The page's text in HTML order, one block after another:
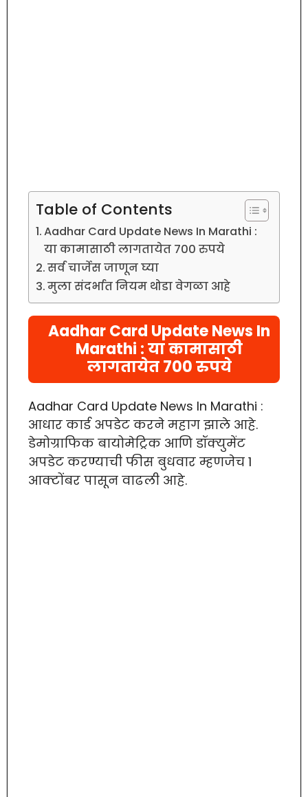
Table of Contents
Aadhar Card Update News In Marathi :
या कामासाठी लागतायेत 700 रुपये
सर्व चार्जेस जाणून घ्या
मुला संदर्भात नियम थोडा वेगळा आहे
Aadhar Card Update News In
Marathi : या कामासाठी
लागतायेत 700 रुपये
Aadhar Card Update News In Marathi :
आधार कार्ड अपडेट करने महाग झाले आहे.
डेमोग्राफिक बायोमेट्रिक आणि डॉक्युमेंट
अपडेट करण्याची फीस बुधवार म्हणजेच 1
आक्टोंबर पासून वाढली आहे.